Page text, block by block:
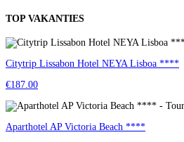
TOP VAKANTIES
Citytrip Lissabon Hotel NEYA Lisboa ****
€187.00
Aparthotel AP Victoria Beach ****